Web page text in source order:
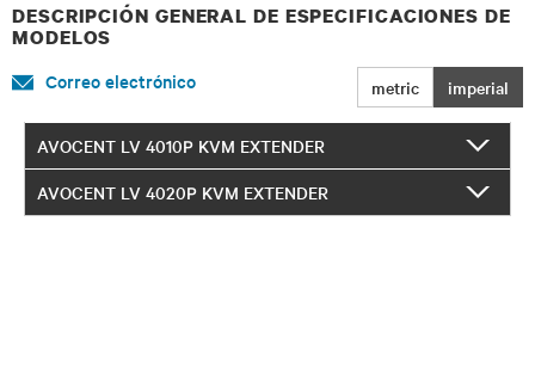
DESCRIPCIÓN GENERAL DE ESPECIFICACIONES DE
MODELOS
metric imperial
Correo electrónico
AVOCENT LV 4010P KVM EXTENDER
AVOCENT LV 4020P KVM EXTENDER